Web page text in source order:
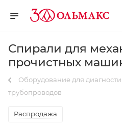
Спирали для
прочистных
Оборудование для
трубопроводов
Распродажа